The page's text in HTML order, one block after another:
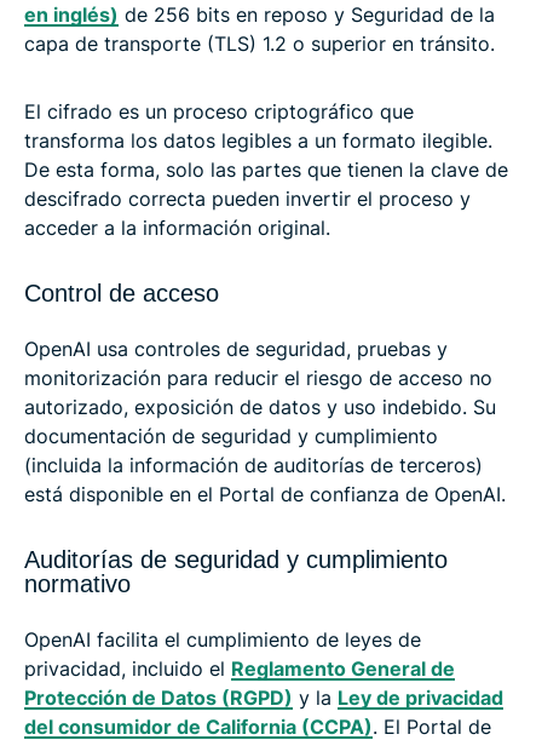
en inglés) de 256 bits en reposo y Seguridad de la
capa de transporte (TLS) 1.2 o superior en tránsito.
El cifrado es un proceso criptográfico que
transforma los datos legibles a un formato ilegible.
De esta forma, solo las partes que tienen la clave de
descifrado correcta pueden invertir el proceso y
acceder a la información original.
Control de acceso
OpenAI usa controles de seguridad, pruebas y
monitorización para reducir el riesgo de acceso no
autorizado, exposición de datos y uso indebido. Su
documentación de seguridad y cumplimiento
(incluida la información de auditorías de terceros)
está disponible en el Portal de confianza de OpenAI.
Auditorías de seguridad y cumplimiento
normativo
OpenAI facilita el cumplimiento de leyes de
privacidad, incluido el Reglamento General de
Protección de Datos (RGPD) y la Ley de privacidad
del consumidor de California (CCPA). El Portal de